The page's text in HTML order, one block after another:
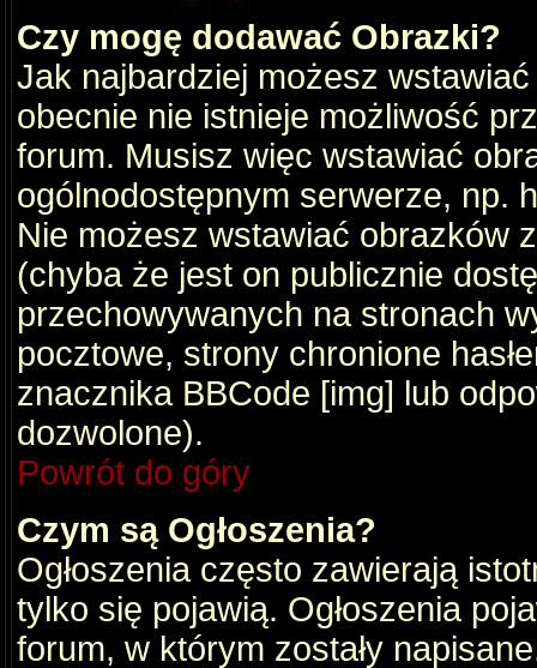
Czy mogę dodawać Obrazki?
Jak najbardziej możesz
obecnie nie istnieje możliwość
forum. Musisz więc wstawiać
ogólnodostępnym serwerze, np.
Nie możesz wstawiać obrazków
(chyba że jest on publicznie
przechowywanych na stronach
pocztowe, strony chronione
znacznika BBCode [img] lub
dozwolone).
Powrót do góry
Czym są Ogłoszenia?
Ogłoszenia często zawierają
tylko się pojawią. Ogłoszenia
forum, w którym zostały